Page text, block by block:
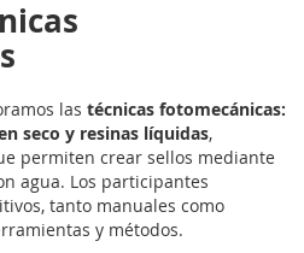
las técnicas fotomecánicas:
seco y resinas líquidas,
permiten crear sellos mediante
agua. Los participantes
tanto manuales como
y métodos.